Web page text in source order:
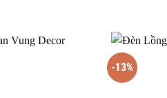
-13%